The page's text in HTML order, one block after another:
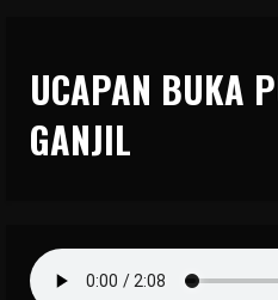
UCAPAN BUKA
GANJIL